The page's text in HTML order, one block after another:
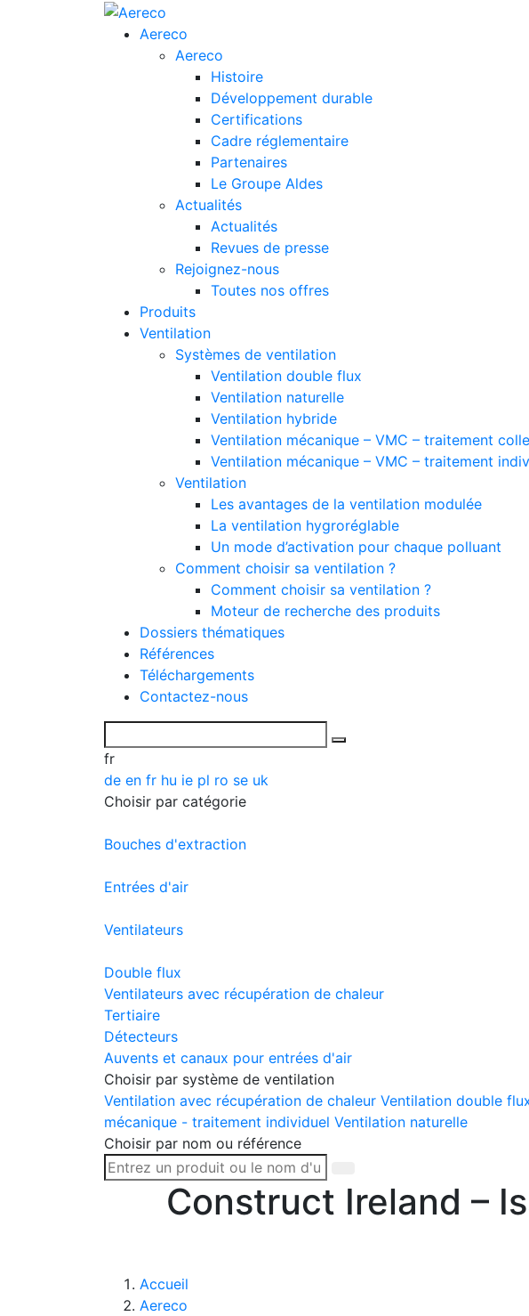
Aereco
Aereco
Histoire
Développement durable
Certifications
Cadre réglementaire
Partenaires
Le Groupe Aldes
Actualités
Actualités
Revues de presse
Rejoignez-nous
Toutes nos offres
Produits
Ventilation
Systèmes de ventilation
Ventilation double flux
Ventilation naturelle
Ventilation hybride
Ventilation mécanique – VMC – traitement
Ventilation mécanique – VMC – traitement
Ventilation
Les avantages de la ventilation modulée
La ventilation hygroréglable
Un mode d’activation pour chaque polluant
Comment choisir sa ventilation ?
Comment choisir sa ventilation ?
Moteur de recherche des produits
Dossiers thématiques
Références
Téléchargements
Contactez-nous
fr
de en fr hu ie pl ro se uk
Choisir par catégorie
Bouches d'extraction
Entrées d'air
Ventilateurs
Double flux
Ventilateurs avec récupération de chaleur
Tertiaire
Détecteurs
Auvents et canaux pour entrées d'air
Choisir par système de ventilation
Ventilation avec récupération de chaleur Ventilation double
mécanique - traitement individuel Ventilation naturelle
Choisir par nom ou référence
Construct Ireland –
Accueil
Aereco